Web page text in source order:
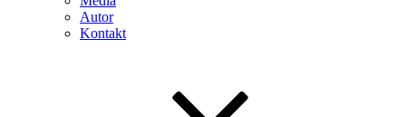
Autor
Kontakt